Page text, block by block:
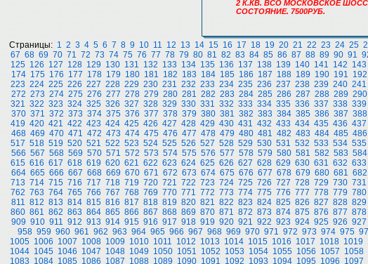
2 К.КВ. ВСО МОСКОВСКОЕ
СОСТОЯНИЕ. 7500РУБ.
Страницы: 1 2 3 4 5 6 7 8 9 10 11 12 13 14 15 16 17 18 19 20 21 22 23 24 25
67 68 69 70 71 72 73 74 75 76 77 78 79 80 81 82 83 84 85 86 87 88 89 90 91
125 126 127 128 129 130 131 132 133 134 135 136 137 138 139 140 141 142 143
174 175 176 177 178 179 180 181 182 183 184 185 186 187 188 189 190 191 192
223 224 225 226 227 228 229 230 231 232 233 234 235 236 237 238 239 240 241
272 273 274 275 276 277 278 279 280 281 282 283 284 285 286 287 288 289 290
321 322 323 324 325 326 327 328 329 330 331 332 333 334 335 336 337 338 339
370 371 372 373 374 375 376 377 378 379 380 381 382 383 384 385 386 387 388
419 420 421 422 423 424 425 426 427 428 429 430 431 432 433 434 435 436 437
468 469 470 471 472 473 474 475 476 477 478 479 480 481 482 483 484 485 486
517 518 519 520 521 522 523 524 525 526 527 528 529 530 531 532 533 534 535
566 567 568 569 570 571 572 573 574 575 576 577 578 579 580 581 582 583 584
615 616 617 618 619 620 621 622 623 624 625 626 627 628 629 630 631 632 633
664 665 666 667 668 669 670 671 672 673 674 675 676 677 678 679 680 681 682
713 714 715 716 717 718 719 720 721 722 723 724 725 726 727 728 729 730 731
762 763 764 765 766 767 768 769 770 771 772 773 774 775 776 777 778 779 780
811 812 813 814 815 816 817 818 819 820 821 822 823 824 825 826 827 828 829
860 861 862 863 864 865 866 867 868 869 870 871 872 873 874 875 876 877 878
909 910 911 912 913 914 915 916 917 918 919 920 921 922 923 924 925 926 927
958 959 960 961 962 963 964 965 966 967 968 969 970 971 972 973 974 975
1005 1006 1007 1008 1009 1010 1011 1012 1013 1014 1015 1016 1017 1018 1019
1044 1045 1046 1047 1048 1049 1050 1051 1052 1053 1054 1055 1056 1057 1058
1083 1084 1085 1086 1087 1088 1089 1090 1091 1092 1093 1094 1095 1096 1097